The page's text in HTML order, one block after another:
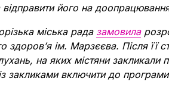
його на
міська рада замовила
здоров’я ім. Марзєєва. Після її
на яких містяни закликали
закликами включити до програми